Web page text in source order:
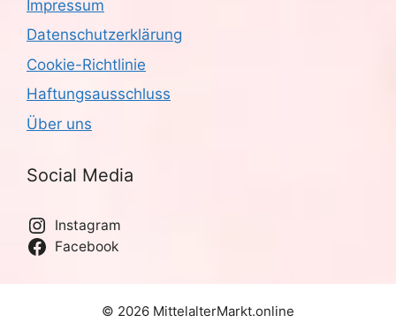
Impressum
Datenschutzerklärung
Cookie-Richtlinie
Haftungsausschluss
Über uns
Social Media
Instagram
Facebook
© 2026 MittelalterMarkt.online